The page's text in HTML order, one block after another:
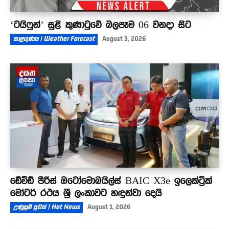
‘ටයිෆූන්’ සුළි කුණාටුවේ බලපෑම 06 වනදා සිට
කාළගුණය | Weather Forecast August 3, 2026
ඩේවිඩ් පීරිස් ඔටෝමොබයිල්ස් BAIC X3e ඉලෙක්ට්‍රික්
මෝටර් රථය ශ්‍රී ලංකාවට හඳුන්වා දෙයි
උණුසුම් පුවත් | Hot News August 1, 2026